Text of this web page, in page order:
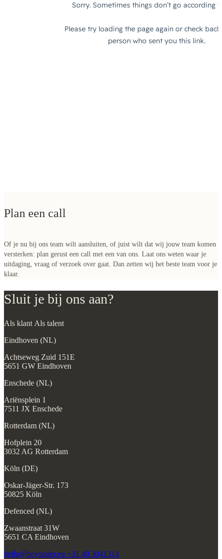
Plan een call
Of je nu bij ons team wilt aansluiten, of juist wilt dat wij jouw team komen
versterken: plan gerust een call met een van ons. Laat ons weten waar je
uitdaging, vraag of verzoek over gaat. Dan zetten wij het beste team voor je
klaar.
Sluit je bij ons aan?
Als klant Als talent
Eindhoven (NL)
Achtseweg Zuid 151E
5651 GW Eindhoven
Enschede (NL)
Ariënsplein 1
7511 JX Enschede
Rotterdam (NL)
Hofplein 20
3032 AG Rotterdam
Köln (DE)
Oskar-Jäger-Str. 173
50825 Köln
Defenced (NL)
Zwaanstraat 31W
5651 CA Eindhoven
hello@beyonder.eu +31 40 3041314